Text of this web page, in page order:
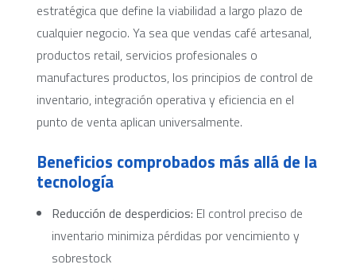
estratégica que define la viabilidad a largo plazo de
cualquier negocio. Ya sea que vendas café artesanal,
productos retail, servicios profesionales o
manufactures productos, los principios de control de
inventario, integración operativa y eficiencia en el
punto de venta aplican universalmente.
Beneficios comprobados más allá de la
tecnología
Reducción de desperdicios: El control preciso de
inventario minimiza pérdidas por vencimiento y
sobrestock